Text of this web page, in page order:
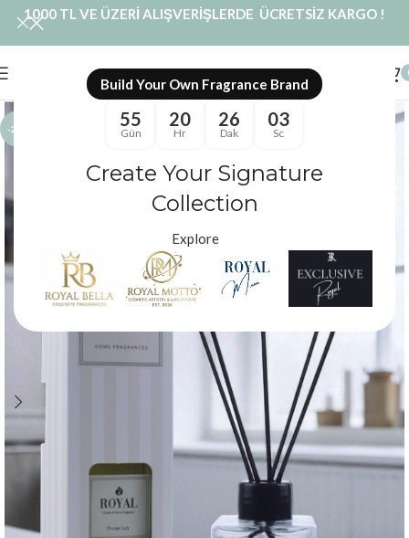
Build Your Own Fragrance Brand
55
Gün
20
Hr
26
Dak
02
Sc
Create Your Signature
Collection
Explore
1000 TL VE ÜZERİ ALIŞVERİŞLERDE ÜCRETSİZ KARGO !
-20%